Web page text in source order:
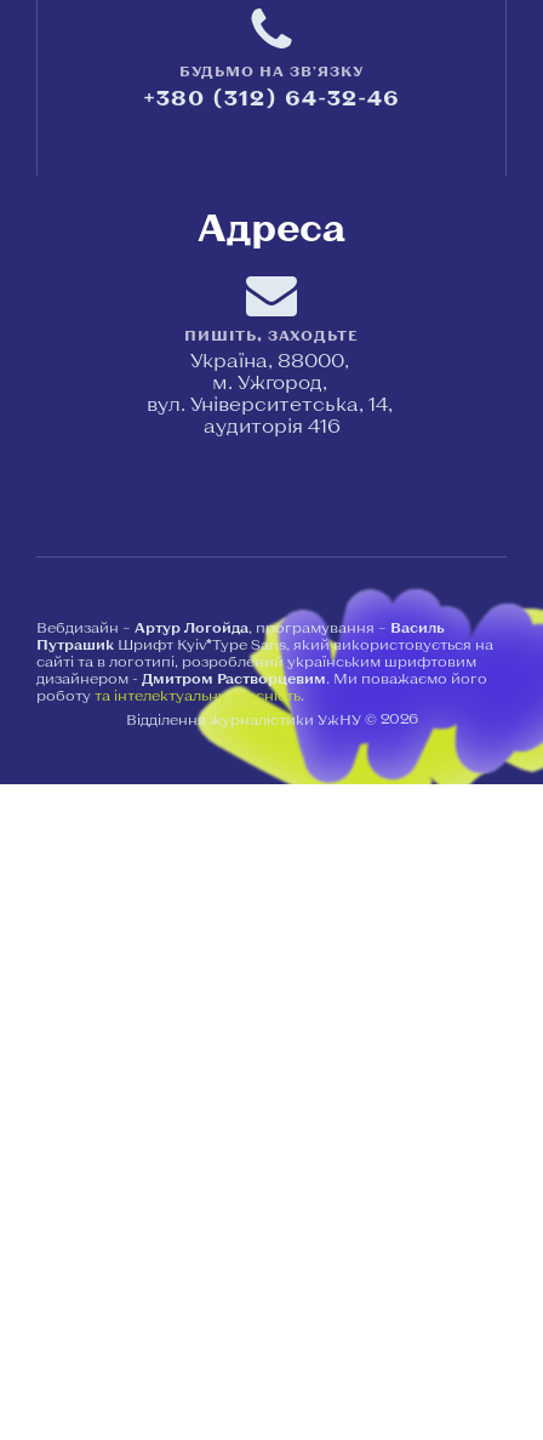
БУДЬМО НА ЗВ'ЯЗКУ
+380 (312) 64-32-46
Адреса
ПИШІТЬ, ЗАХОДЬТЕ
Україна, 88000,
м. Ужгород,
вул. Університетська, 14,
аудиторія 416
Вебдизайн – Артур Логойда , програмування – Василь
Путрашик Шрифт Kyiv*Type Sans, який використовується на
сайті та в логотипі, розроблений українським шрифтовим
дизайнером - Дмитром Растворцевим . Ми поважаємо його
роботу та інтелектуальну власність
Відділення журналістики УжНУ © 2026